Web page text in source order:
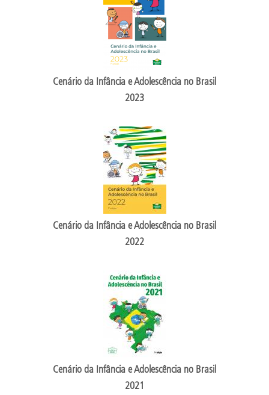
Cenário da Infância e Adolescência no Brasil
2023
Cenário da Infância e Adolescência no Brasil
2022
Cenário da Infância e Adolescência no Brasil
2021